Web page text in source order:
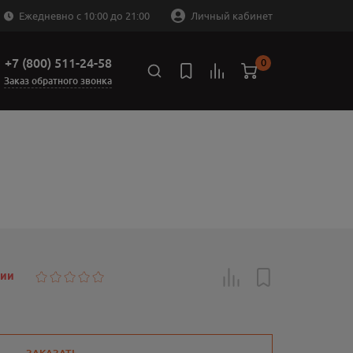
Ежедневно с 10:00 до 21:00 Личный кабинет
+7 (800) 511-24-58
Заказ обратного звонка
0